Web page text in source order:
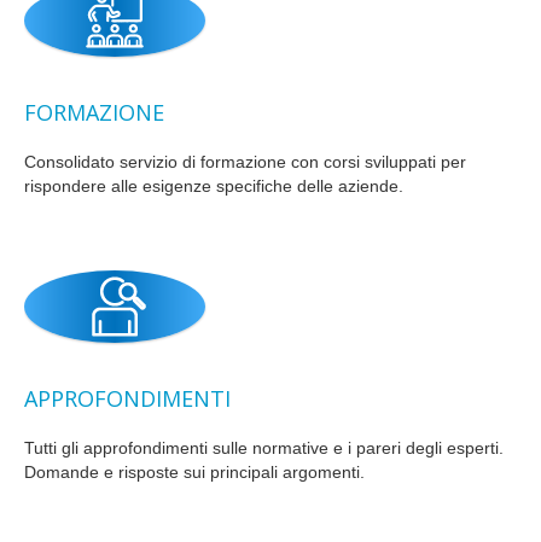
FORMAZIONE
Consolidato servizio di formazione con corsi sviluppati per
rispondere alle esigenze specifiche delle aziende.
APPROFONDIMENTI
Tutti gli approfondimenti sulle normative e i pareri degli esperti.
Domande e risposte sui principali argomenti.